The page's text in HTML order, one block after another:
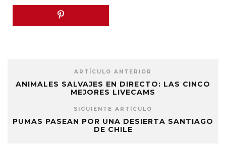
ARTÍCULO ANTERIOR
ANIMALES SALVAJES EN DIRECTO: LAS CINCO
MEJORES LIVECAMS
SIGUIENTE ARTÍCULO
PUMAS PASEAN POR UNA DESIERTA SANTIAGO
DE CHILE